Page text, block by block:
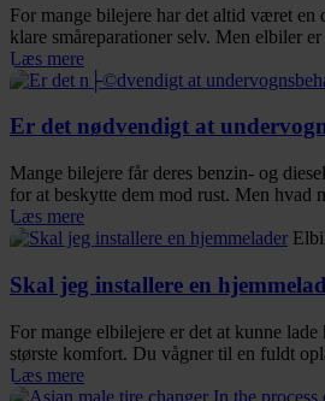
For mange bilejere har det altid været en
klare småreparationer selv. Men elbiler er
Læs mere
Er det nødvendigt at
Mange bilejere får deres benzin- og
for at beskytte dem mod rust. Men hvad
Læs mere
Skal jeg installere en
For mange elbilejere er det at kunne
største komfort. Du vågner til en fuldt
Læs mere